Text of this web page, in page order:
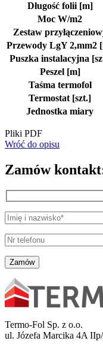
Długość folii [m]
Moc W/m2
Zestaw
Przewody LgY 2,mm2
Puszka instalacyjna
Peszel [m]
Taśma termofol
Termostat [szt.]
Jednostka miary
Pliki PDF
Wróć do opisu
Zamów
Termo-Fol Sp. z o.o.
ul. Józefa Marcika 4A